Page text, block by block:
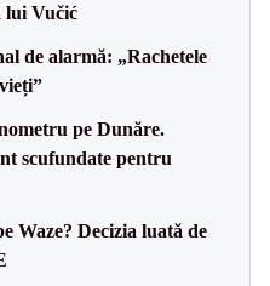
lui Vučić
de alarmă: „Rachetele
pe Dunăre.
scufundate pentru
Waze? Decizia luată de